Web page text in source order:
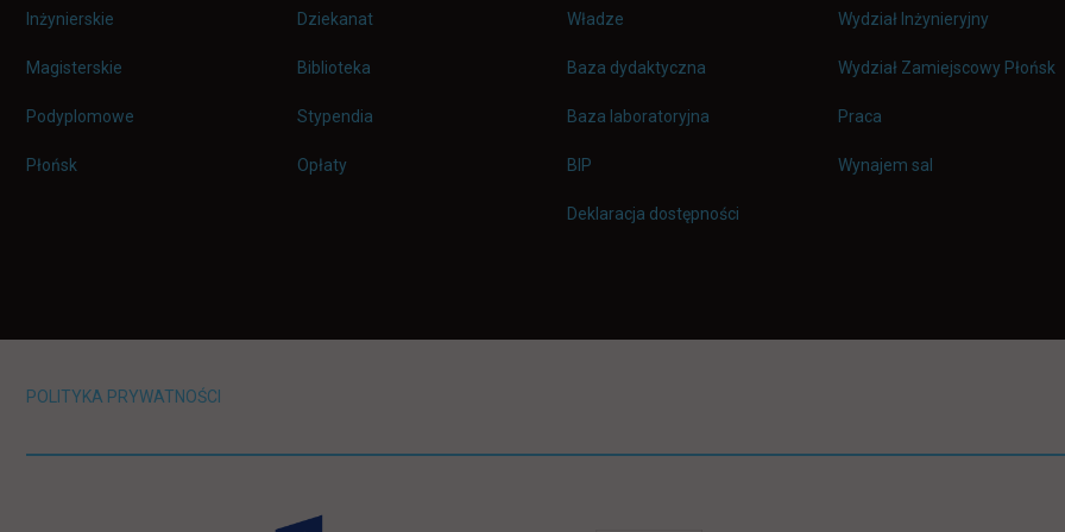
Inżynierskie
Magisterskie
Podyplomowe
Płońsk
Dziekanat
Biblioteka
Stypendia
Opłaty
Władze
Baza dydaktyczna
Baza laboratoryjna
BIP
Deklaracja dostępności
Wydział Inżynieryjny
Wydział Zamiejscowy Płońsk
Pracalink otwiera się w nowej
Wynajem sal
POLITYKA PRYWATNOŚCI